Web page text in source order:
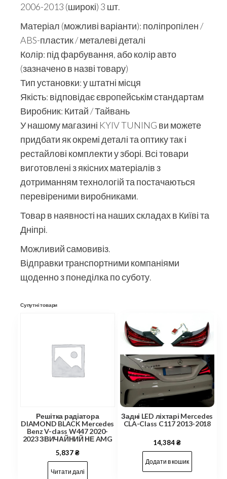
2006-2013 (широкі) 3 шт.
Матеріал (можливі варіанти): поліпропілен /
ABS-пластик / металеві деталі
Колір: під фарбування, або колір авто
(зазначено в назві товару)
Тип установки: у штатні місця
Якість: відповідає європейськім стандартам
Виробник: Китай / Тайвань
У нашому магазині KYIV TUNING ви можете
придбати як окремі деталі та оптику так і
рестайлові комплекти у зборі. Всі товари
виготовлені з якісних матеріалів з
дотриманням технологій та постачаються
перевіреними виробниками.
Товар в наявності на наших складах в Київі та
Дніпрі.
Можливий самовивіз.
Відправки транспортними компаніями
щоденно з понеділка по суботу.
Супутні товари
Решітка радіатора
DIAMOND BLACK Mercedes
Benz V-class W447 2020-
2023 ЗВИЧАЙНИЙ НЕ AMG
5,837₴
Читати далі
Задні LED ліхтарі Mercedes
CLA-Class C117 2013-2018
14,384₴
Додати в кошик